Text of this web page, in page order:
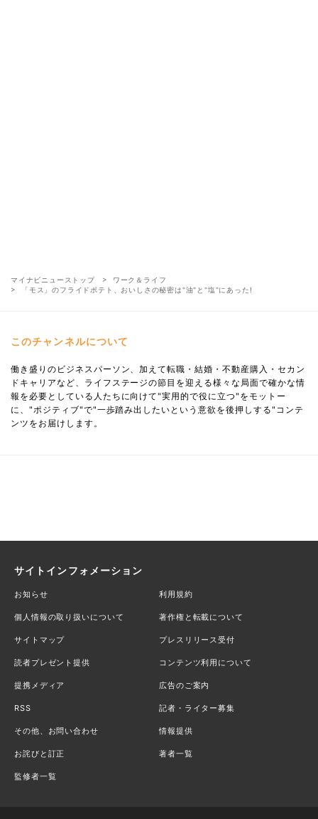
マイナビニューストップ
ワーク＆ライフ
「モス」のフライドポテト、おいしさの秘密は"油"と"塩"にあった!
このチャンネルについて
働き盛りのビジネスパーソン、加えて転職・結婚・不動産購入・セカン
ドキャリアなど、ライフステージの節目を迎える様々な局面で確かな情
報を必要としている人たちに向けて"実用的で役に立つ"をモットー
に、"ポジティブ"で"一歩踏み出したいという意欲を後押しする"コンテ
ンツをお届けします。
サイトインフォメーション
お知らせ 利用規約
個人情報の取り扱いについて 著作権と転載について
サイトマップ プレスリリース受付
読者プレゼント提供 コンテンツ利用について
提携メディア 広告のご案内
RSS 記者・ライター募集
その他、お問い合わせ 情報提供
お詫びと訂正 著者一覧
監修者一覧